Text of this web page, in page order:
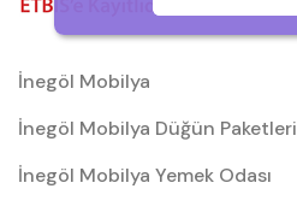
İnegöl Mobilya
İnegöl Mobilya Düğün Paketleri
İnegöl Mobilya Yemek Odası